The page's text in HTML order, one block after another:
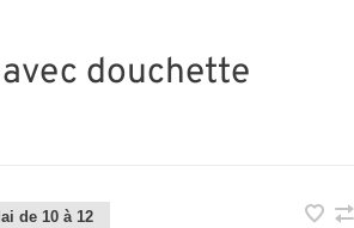
douchette
de 10 à 12